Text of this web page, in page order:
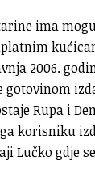
ima
2006.
gotovinom
Rupa i
korisniku
Lučko gdje